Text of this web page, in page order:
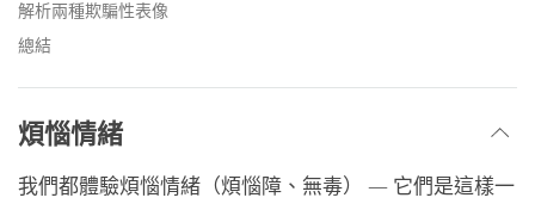
解析兩種欺騙性表像
總結
煩惱情緒
我們都體驗煩惱情緒（煩惱障、無毒） — 它們是這樣一